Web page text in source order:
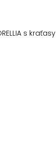
s kraťasy